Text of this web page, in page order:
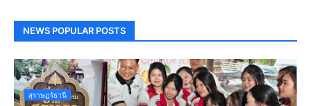
NEWS POPULAR POSTS
สุราษฎร์ธานี